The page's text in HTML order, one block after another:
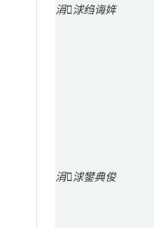
涓浗绉诲姩
涓浗鐢典俊